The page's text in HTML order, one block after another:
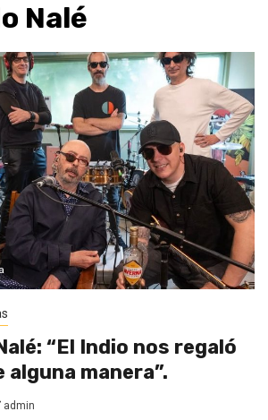
Nalé
“El Indio nos regaló
alguna manera”.
admin